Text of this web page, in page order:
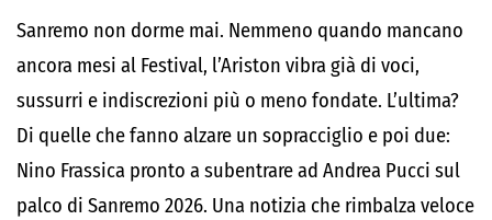
Sanremo non dorme mai. Nemmeno quando mancano
ancora mesi al Festival, l’Ariston vibra già di voci,
sussurri e indiscrezioni più o meno fondate. L’ultima?
Di quelle che fanno alzare un sopracciglio e poi due:
Nino Frassica pronto a subentrare ad Andrea Pucci sul
palco di Sanremo 2026. Una notizia che rimbalza veloce